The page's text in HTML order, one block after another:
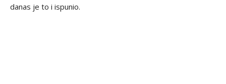
danas je to i ispunio.